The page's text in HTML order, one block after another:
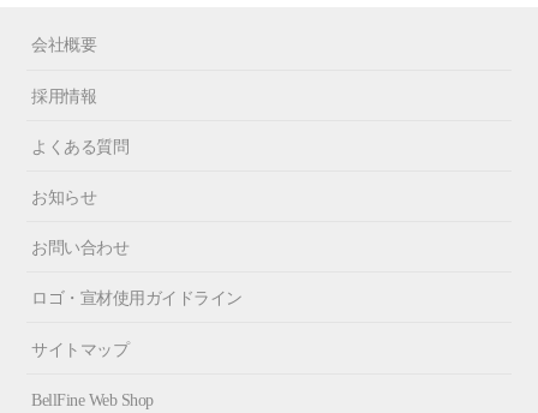
会社概要
採用情報
よくある質問
お知らせ
お問い合わせ
ロゴ・宣材使用ガイドライン
サイトマップ
BellFine Web Shop